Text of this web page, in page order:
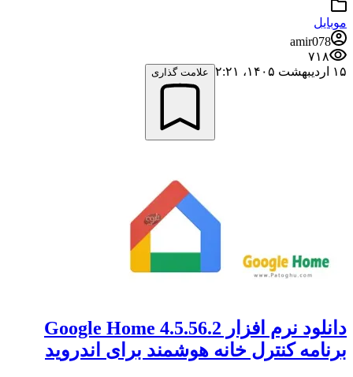
موبایل
amir078
۷۱۸
۱۵ اردیبهشت ۱۴۰۵،‏ ۲:۲۱
علامت گذاری
دانلود نرم افزار Google Home 4.5.56.2
برنامه کنترل خانه هوشمند برای اندروید